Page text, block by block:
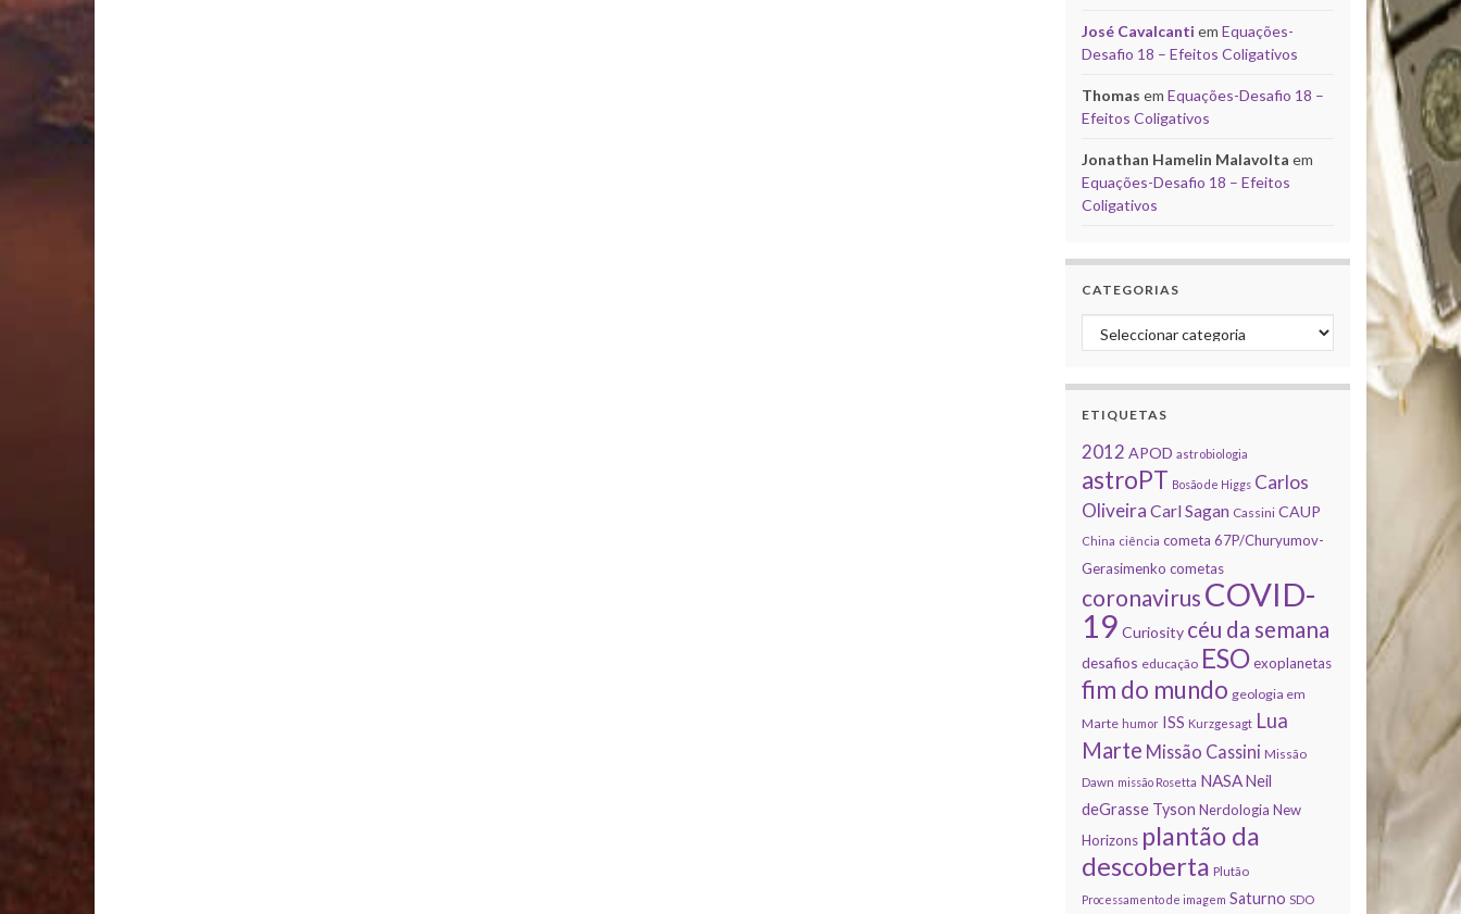
José Cavalcanti em Equações-
Desafio 18 – Efeitos Coligativos
Thomas em Equações-Desafio 18 –
Efeitos Coligativos
Jonathan Hamelin Malavolta em
Equações-Desafio 18 – Efeitos
Coligativos
CATEGORIAS
Categorias
ETIQUETAS
2012 APOD astrobiologia
astroPT Bosão de Higgs Carlos
Oliveira Carl Sagan Cassini CAUP
China ciência cometa 67P/Churyumov-
Gerasimenko cometas
coronavirus COVID-
19 Curiosity céu da semana
desafios educação ESO exoplanetas
fim do mundo geologia em
Marte humor ISS Kurzgesagt Lua
Marte Missão Cassini Missão
Dawn missão Rosetta NASA Neil
deGrasse Tyson Nerdologia New
Horizons plantão da
descoberta Plutão
Processamento de imagem Saturno SDO